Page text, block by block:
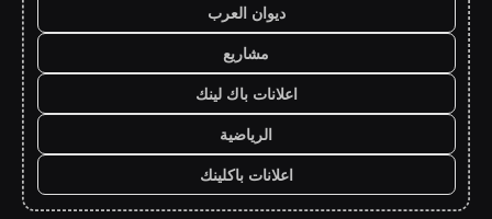
ديوان العرب
مشاريع
اعلانات باك لينك
الرياضية
اعلانات باكلينك